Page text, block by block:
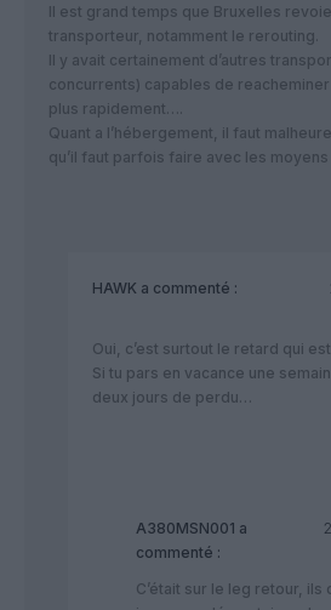
Il est grand temps que Bruxelles
transporteur, notamment le rerouting.
Il y avait certainement d’autres
concurrents) capables de reacheminer
plus rapidement….
Quant a l’hébergement, il faut
qu’il faut parfois faire avec les
HAWK a commenté :
Oui, c’est surtout le retard qui
Si tu pars en vacance une
deux jours de perdu…
A380MSN001 a
commenté :
C’était sur le leg retour, ils